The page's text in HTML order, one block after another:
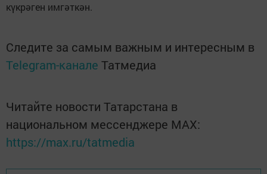
күкрәген имгәткән.
Следите за самым важным и интересным в
Telegram-канале Татмедиа
Читайте новости Татарстана в
национальном мессенджере MАХ:
https://max.ru/tatmedia